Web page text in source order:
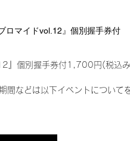
ロマイドvol.12』個別握手券付
』個別握手券付1,700円(税込
間などは以下イベントについて